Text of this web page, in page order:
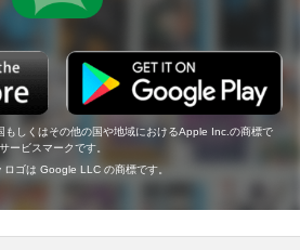
しくはその他の国や地域におけるApple Inc.の商標で
ービスマークです。
ゴは Google LLC の商標です。